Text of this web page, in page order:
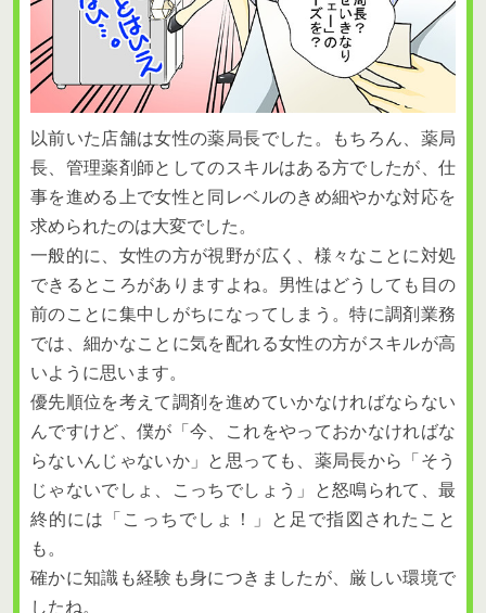
以前いた店舗は女性の薬局長でした。もちろん、薬局
長、管理薬剤師としてのスキルはある方でしたが、仕
事を進める上で女性と同レベルのきめ細やかな対応を
求められたのは大変でした。
一般的に、女性の方が視野が広く、様々なことに対処
できるところがありますよね。男性はどうしても目の
前のことに集中しがちになってしまう。特に調剤業務
では、細かなことに気を配れる女性の方がスキルが高
いように思います。
優先順位を考えて調剤を進めていかなければならない
んですけど、僕が「今、これをやっておかなければな
らないんじゃないか」と思っても、薬局長から「そう
じゃないでしょ、こっちでしょう」と怒鳴られて、最
終的には「こっちでしょ！」と足で指図されたこと
も。
確かに知識も経験も身につきましたが、厳しい環境で
したね。